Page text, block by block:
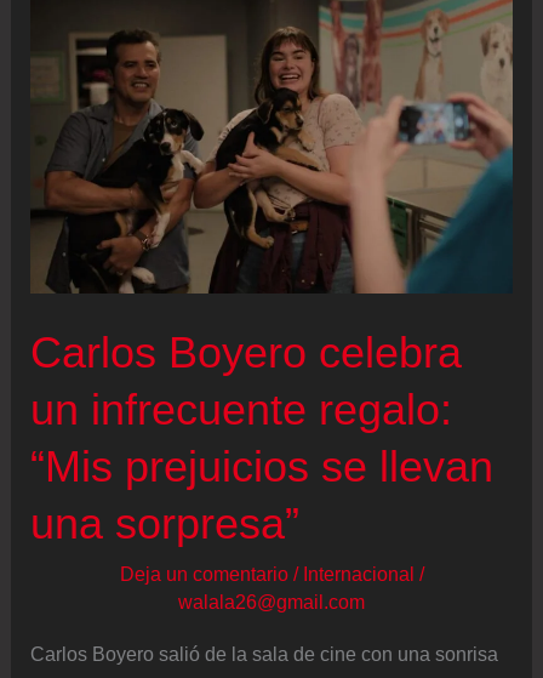
silencio
amistad
con
Vania
Bludau
tras
ampay
de
Palao
Mario
Carlos Boyero celebra
un infrecuente regalo:
“Mis prejuicios se llevan
una sorpresa”
Deja un comentario / Internacional /
walala26@gmail.com
Carlos Boyero salió de la sala de cine con una sonrisa